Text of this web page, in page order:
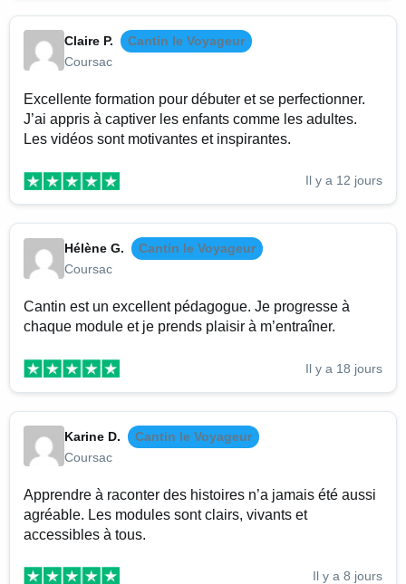
Claire P.
Cantin le Voyageur
Coursac
Excellente formation pour débuter et se perfectionner.
J’ai appris à captiver les enfants comme les adultes.
Les vidéos sont motivantes et inspirantes.
Il y a 12 jours
Hélène G.
Cantin le Voyageur
Coursac
Cantin est un excellent pédagogue. Je progresse à
chaque module et je prends plaisir à m’entraîner.
Il y a 18 jours
Karine D.
Cantin le Voyageur
Coursac
Apprendre à raconter des histoires n’a jamais été aussi
agréable. Les modules sont clairs, vivants et
accessibles à tous.
Il y a 8 jours